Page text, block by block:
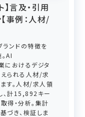
言及・引用
事例：人材/
ンドの特徴を
AI
におけるデジタ
られる人材/求
す。人材/求人領
、計15,892キー
得・分析。集計
づき、検証しま